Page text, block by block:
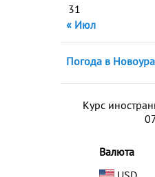
31
« Июл
Погода в
Курс
Валюта